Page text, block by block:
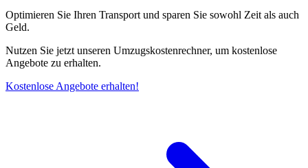
Optimieren Sie Ihren Transport und sparen Sie sowohl Zeit als auch
Geld.
Nutzen Sie jetzt unseren Umzugskostenrechner, um kostenlose
Angebote zu erhalten.
Kostenlose Angebote erhalten!